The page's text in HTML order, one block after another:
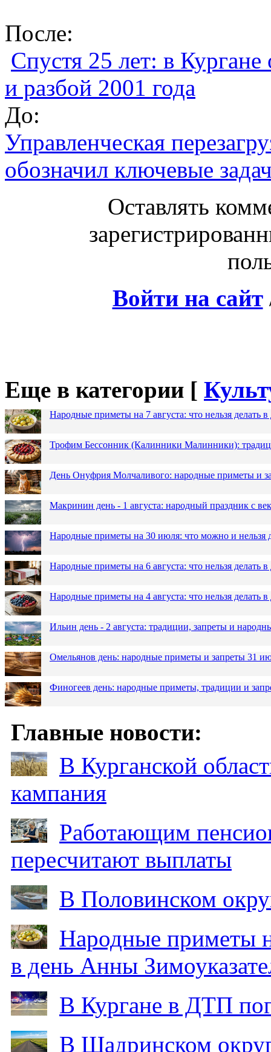
После:
Спустя 25 лет: в
и разбой 2001 года
До:
Управленческая
обозначил ключевые
Оставлять
Войти на сайт
Еще в категории [
Народные приметы на 7 августа: что нельзя делать
Трофим Бессонник (Калинники Малинники):
День Онуфрия Молчаливого: народные приметы и
Макринин день - 1 августа: народный праздник с
Народные приметы на 30 июля: что можно и нельзя
Народные приметы на 6 августа: что нельзя делать
Народные приметы на 4 августа: что нельзя
Ильин день - 2 августа: традиции, запреты и
Омельянов день: народные приметы и запреты 31
Финогеев день: народные приметы, традиции и
Главные новости:
В Курганской
кампания
Работающим
пересчитают выплаты
В Половинском
Народные приметы
в день Анны
В Кургане в ДТП
В Шадринском